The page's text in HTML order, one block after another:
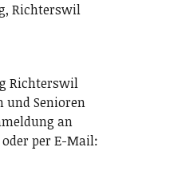
Richterswil
Richterswil
Senioren
an
oder per E-Mail: